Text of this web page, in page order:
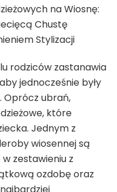
na Wiosnę:
Chustę
Stylizacji
rodziców zastanawia
jednocześnie były
Oprócz ubrań,
które
Jednym z
wiosennej są
zestawieniu z
ozdobę oraz